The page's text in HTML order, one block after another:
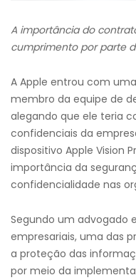
A importância do
cumprimento por parte
A Apple entrou com
membro da equipe de
alegando que ele teria
confidenciais da
dispositivo Apple Vision
importância da
confidencialidade nas
Segundo um advogado
empresariais, uma das
a proteção das
por meio da